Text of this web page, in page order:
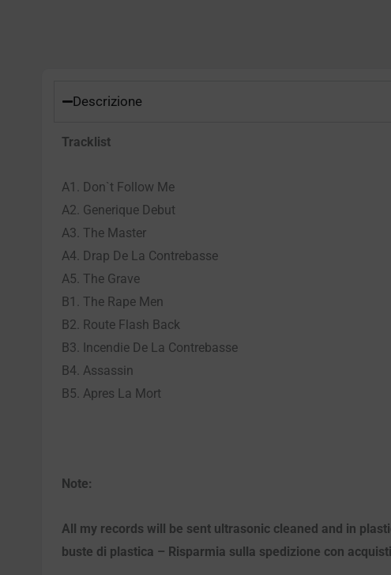
Descrizione
Tracklist
A1. Don`t Follow Me
A2. Generique Debut
A3. The Master
A4. Drap De La Contrebasse
A5. The Grave
B1. The Rape Men
B2. Route Flash Back
B3. Incendie De La Contrebasse
B4. Assassin
B5. Apres La Mort
Note:
All my records will be sent ultrasonic cleaned and in
buste di plastica – Risparmia sulla spedizione con